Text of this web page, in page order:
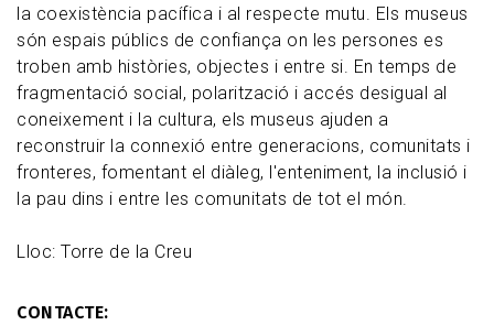
la coexistència pacífica i al respecte mutu. Els museus
són espais públics de confiança on les persones es
troben amb històries, objectes i entre si. En temps de
fragmentació social, polarització i accés desigual al
coneixement i la cultura, els museus ajuden a
reconstruir la connexió entre generacions, comunitats i
fronteres, fomentant el diàleg, l'enteniment, la inclusió i
la pau dins i entre les comunitats de tot el món.
Lloc: Torre de la Creu
CONTACTE